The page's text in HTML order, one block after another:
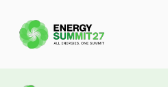
Not found